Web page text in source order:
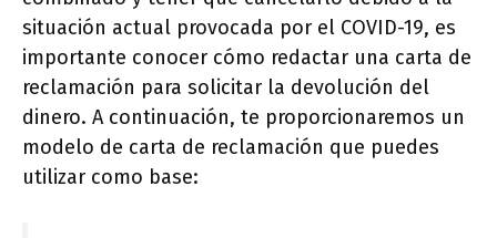
situación actual provocada por el COVID-19, es
importante conocer cómo redactar una carta de
reclamación para solicitar la devolución del
dinero. A continuación, te proporcionaremos un
modelo de carta de reclamación que puedes
utilizar como base: